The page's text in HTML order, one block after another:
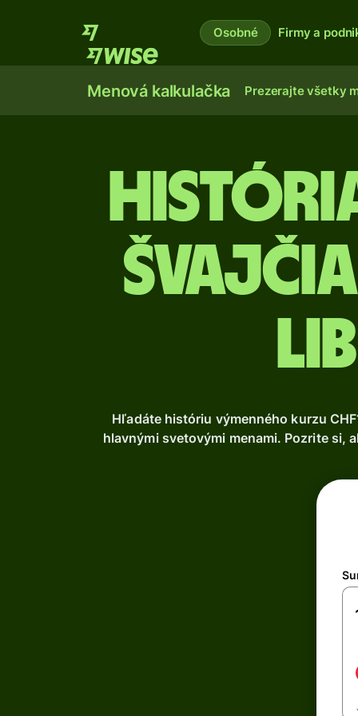
Osobné Firmy a
Menová kalkulačka Prezerajte všetky
Hľadáte históriu výmenného kurzu
hlavnými svetovými menami. Pozrite si,